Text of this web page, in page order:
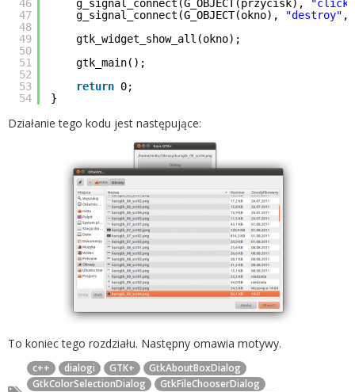
46
47
48
49
50
51
52
53
54
g_signal_connect(G_OBJECT(przycisk),
g_signal_connect(G_OBJECT(okno),
"destroy" ,
gtk_widget_show_all(okno);
gtk_main();
return 0;
}
Działanie tego kodu jest następujące:
To koniec tego rozdziału. Następny omawia motywy.
c++ dialogi GTK+
GtkAboutBoxDialog
GtkColorSelectionDialog
GtkFileChooserDialog